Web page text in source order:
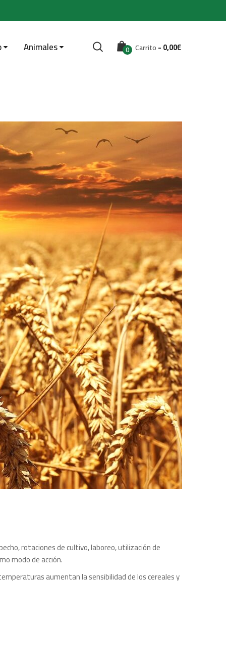
Animales 0 Carrito-0,00€
rotaciones de cultivo, laboreo, utilización de
modo de acción.
aumentan la sensibilidad de los cereales y